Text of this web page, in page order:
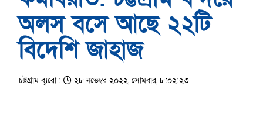
অলস বসে আছে ২২টি
বিদেশি জাহাজ
চট্টগ্রাম ব্যুরো : ২৮ নভেম্বর ২০২২, সোমবার, ৮:০২:২৩